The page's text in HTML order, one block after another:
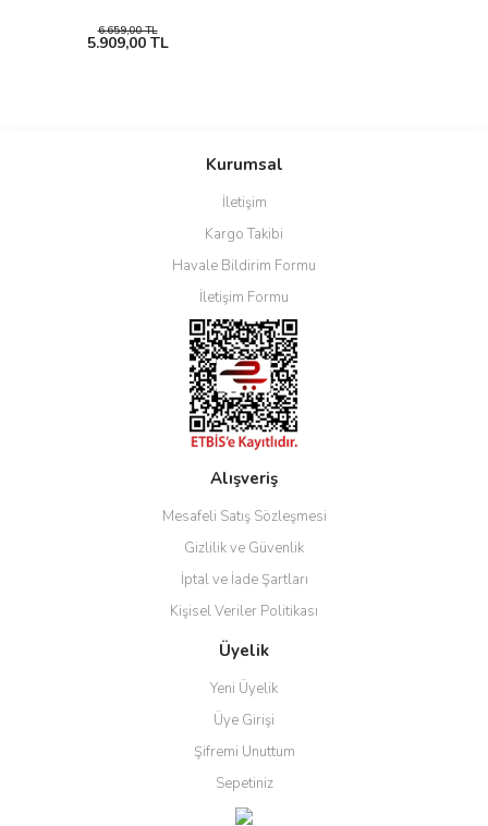
6.659,00 TL
5.909,00 TL
Kurumsal
İletişim
Kargo Takibi
Havale Bildirim Formu
İletişim Formu
Alışveriş
Mesafeli Satış Sözleşmesi
Gizlilik ve Güvenlik
İptal ve İade Şartları
Kişisel Veriler Politikası
Üyelik
Yeni Üyelik
Üye Girişi
Şifremi Unuttum
Sepetiniz